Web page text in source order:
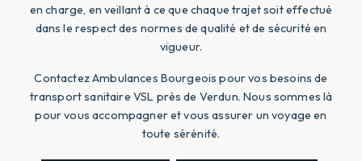
en charge, en veillant à ce que chaque trajet soit effectué
dans le respect des normes de qualité et de sécurité en
vigueur.
Contactez Ambulances Bourgeois pour vos besoins de
transport sanitaire VSL près de Verdun. Nous sommes là
pour vous accompagner et vous assurer un voyage en
toute sérénité.